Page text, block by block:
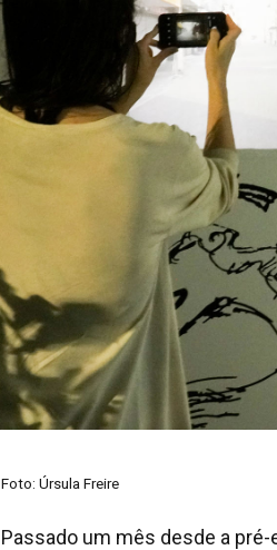
Foto: Úrsula Freire
Passado um mês desde a pré-